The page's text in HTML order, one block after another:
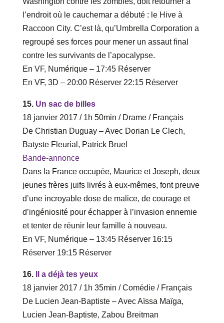
l’endroit où le cauchemar a débuté : le Hive à
Raccoon City. C’est là, qu’Umbrella Corporation a
regroupé ses forces pour mener un assaut final
contre les survivants de l’apocalypse.
En VF, Numérique – ‎17‎:‎45 Réserver
En VF, 3D – ‎20‎:‎00 Réserver‎ 22‎:‎15 Réserver
15. Un sac de billes
18 janvier 2017 / 1h 50min / Drame / Français
De Christian Duguay – Avec Dorian Le Clech,
Batyste Fleurial, Patrick Bruel
Bande-annonce
Dans la France occupée, Maurice et Joseph, deux
jeunes frères juifs livrés à eux-mêmes, font preuve
d’une incroyable dose de malice, de courage et
d’ingéniosité pour échapper à l’invasion ennemie
et tenter de réunir leur famille à nouveau.
En VF, Numérique – ‎13‎:‎45 Réserver ‎16‎:‎15
Réserver‎ 19‎:‎15 Réserver
16.
Il a déjà tes yeux
18 janvier 2017 / 1h 35min / Comédie / Français
De Lucien Jean-Baptiste – Avec Aïssa Maïga,
Lucien Jean-Baptiste, Zabou Breitman